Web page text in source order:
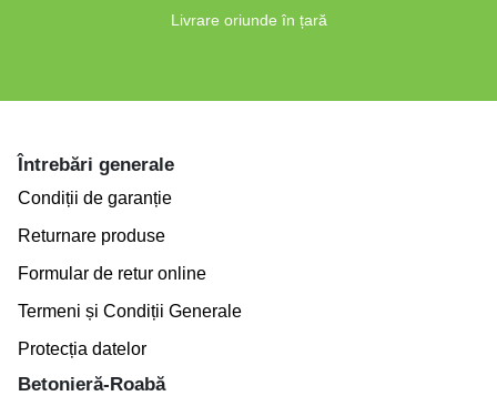
Livrare oriunde în țară
Întrebări generale
Condiții de garanție
Returnare produse
Formular de retur online
Termeni și Condiții Generale
Protecția datelor
Betonieră-Roabă